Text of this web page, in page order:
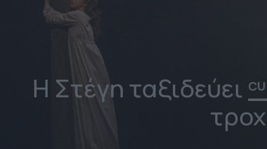
Η Στέγη ταξιδεύει